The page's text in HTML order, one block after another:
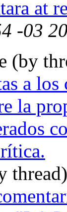
at
-03
(by
a
la